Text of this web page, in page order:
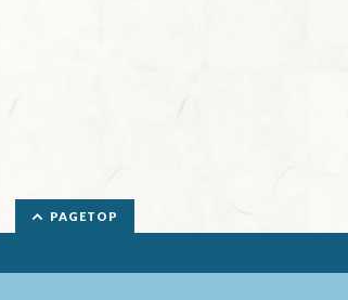
PAGETOP